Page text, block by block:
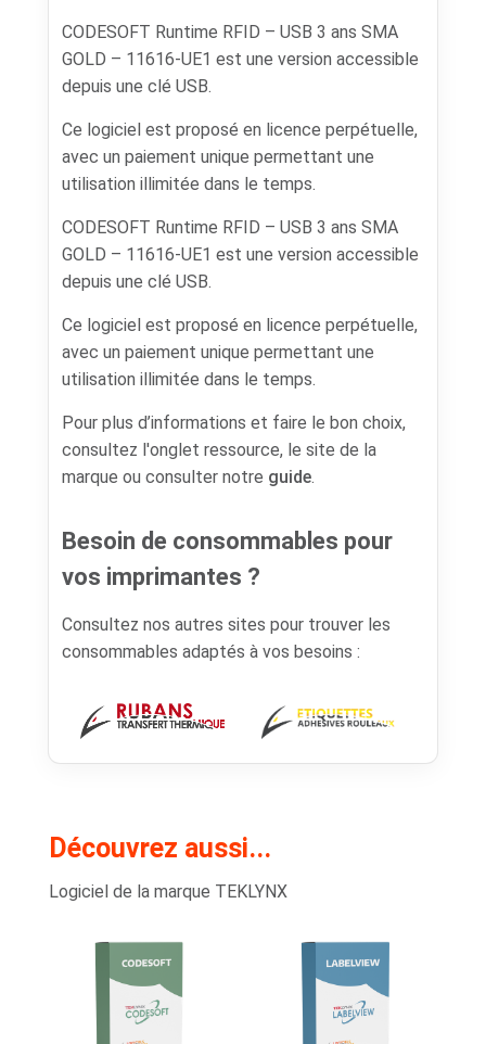
CODESOFT Runtime RFID – USB 3 ans SMA
GOLD – 11616-UE1 est une version accessible
depuis une clé USB.
Ce logiciel est proposé en licence perpétuelle,
avec un paiement unique permettant une
utilisation illimitée dans le temps.
CODESOFT Runtime RFID – USB 3 ans SMA
GOLD – 11616-UE1 est une version accessible
depuis une clé USB.
Ce logiciel est proposé en licence perpétuelle,
avec un paiement unique permettant une
utilisation illimitée dans le temps.
Pour plus d’informations et faire le bon choix,
consultez l'onglet ressource, le site de la
marque ou consulter notre guide.
Besoin de consommables pour
vos imprimantes ?
Consultez nos autres sites pour trouver les
consommables adaptés à vos besoins :
Découvrez aussi...
Logiciel de la marque TEKLYNX